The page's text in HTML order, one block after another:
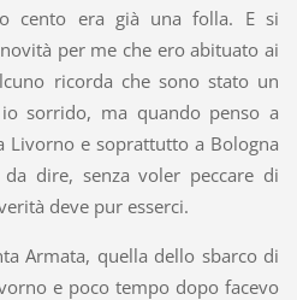
cento era già una folla. E si
per me che ero abituato ai
ricorda che sono stato un
sorrido, ma quando penso a
Livorno e soprattutto a Bologna
dire, senza voler peccare di
deve pur esserci.
Armata, quella dello sbarco di
e poco tempo dopo facevo